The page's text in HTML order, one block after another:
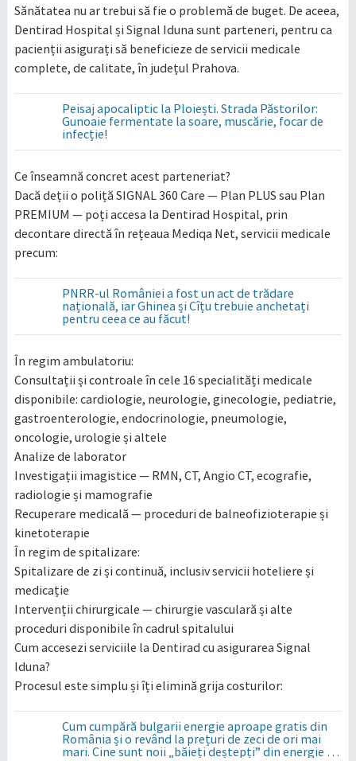
Sănătatea nu ar trebui să fie o problemă de buget. De aceea,
Dentirad Hospital și Signal Iduna sunt parteneri, pentru ca
pacienții asigurați să beneficieze de servicii medicale
complete, de calitate, în județul Prahova.
Peisaj apocaliptic la Ploiești. Strada Păstorilor:
Gunoaie fermentate la soare, muscărie, focar de
infecție!
Ce înseamnă concret acest parteneriat?
Dacă deții o poliță SIGNAL 360 Care — Plan PLUS sau Plan
PREMIUM — poți accesa la Dentirad Hospital, prin
decontare directă în rețeaua Mediqa Net, servicii medicale
precum:
PNRR-ul României a fost un act de trădare
națională, iar Ghinea și Cîțu trebuie anchetați
pentru ceea ce au făcut!
În regim ambulatoriu:
Consultații și controale în cele 16 specialități medicale
disponibile: cardiologie, neurologie, ginecologie, pediatrie,
gastroenterologie, endocrinologie, pneumologie,
oncologie, urologie și altele
Analize de laborator
Investigații imagistice — RMN, CT, Angio CT, ecografie,
radiologie și mamografie
Recuperare medicală — proceduri de balneofizioterapie și
kinetoterapie
În regim de spitalizare:
Spitalizare de zi și continuă, inclusiv servicii hoteliere și
medicație
Intervenții chirurgicale — chirurgie vasculară și alte
proceduri disponibile în cadrul spitalului
Cum accesezi serviciile la Dentirad cu asigurarea Signal
Iduna?
Procesul este simplu și îți elimină grija costurilor:
Cum cumpără bulgarii energie aproape gratis din
România și o revând la prețuri de zeci de ori mai
mari. Cine sunt noii „băieți deștepți” din energie de